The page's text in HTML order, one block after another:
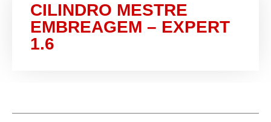
CILINDRO MESTRE
EMBREAGEM – EXPERT
1.6